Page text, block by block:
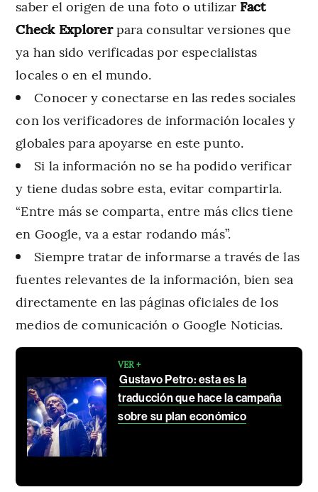
saber el origen de una foto o utilizar Fact
Check Explorerpara consultar versiones que
ya han sido verificadas por especialistas
locales o en el mundo.
Conocer y conectarse en las redes sociales
con los verificadores de información locales y
globales para apoyarse en este punto.
Si la información no se ha podido verificar
y tiene dudas sobre esta, evitar compartirla.
“Entre más se comparta, entre más clics tiene
en Google, va a estar rodando más”.
Siempre tratar de informarse a través de las
fuentes relevantes de la información, bien sea
directamente en las páginas oficiales de los
medios de comunicación o Google Noticias.
VER +
Gustavo Petro: esta es la
traducción que hace la campaña
sobre su plan económico